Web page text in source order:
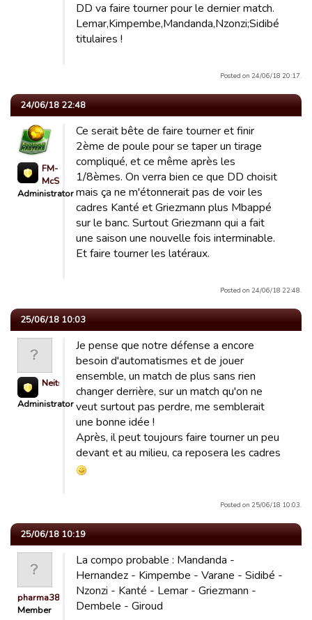
DD va faire tourner pour le dernier match.
Lemar,Kimpembe,Mandanda,Nzonzi;Sidibé
titulaires !
Posted on 24/06/18 20:17.
24/06/18 22:48
FM-
McSimdu72
Administrator
Ce serait bête de faire tourner et finir
2ème de poule pour se taper un tirage
compliqué, et ce même après les
1/8èmes. On verra bien ce que DD choisit
mais ça ne m'étonnerait pas de voir les
cadres Kanté et Griezmann plus Mbappé
sur le banc. Surtout Griezmann qui a fait
une saison une nouvelle fois interminable.
Et faire tourner les latéraux.
Posted on 24/06/18 22:48.
25/06/18 10:03
Neitsabes311
Administrator
Je pense que notre défense a encore
besoin d'automatismes et de jouer
ensemble, un match de plus sans rien
changer derrière, sur un match qu'on ne
veut surtout pas perdre, me semblerait
une bonne idée !
Après, il peut toujours faire tourner un peu
devant et au milieu, ca reposera les cadres
Posted on 25/06/18 10:03.
25/06/18 10:19
pharma38
Member
La compo probable : Mandanda -
Hernandez - Kimpembe - Varane - Sidibé -
Nzonzi - Kanté - Lemar - Griezmann -
Dembele - Giroud